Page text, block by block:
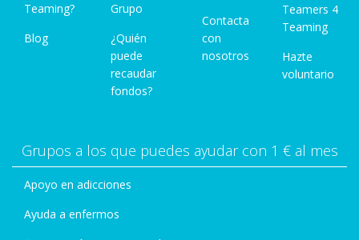
Teaming?
Blog
Grupo
¿Quién
puede
recaudar
fondos?
Contacta
con
nosotros
Teamers 4
Teaming
Hazte
voluntario
Grupos a los que puedes ayudar con 1 € al mes
Apoyo en adicciones
Ayuda a enfermos